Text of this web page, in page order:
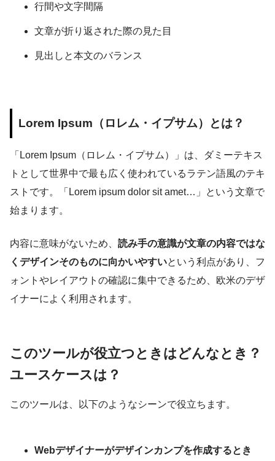
行間や文字間隔
文章が折り返された際の見た目
見出しと本文のバランス
Lorem Ipsum（ロレム・イプサム）とは？
「Lorem Ipsum（ロレム・イプサム）」は、ダミーテキス
トとして世界中で最も広く使われているラテン語風のテキ
ストです。「Lorem ipsum dolor sit amet…」という文章で
始まります。
内容に意味がないため、 読み手の意識が文章の内容ではな
くデザインそのものに向かいやすいという利点があり、フ
ォントやレイアウトの確認に集中できるため、欧米のデザ
イナーによく利用されます。
このツールが役立つときはどんなとき？
ユースケースは？
このツールは、以下のようなシーンで役立ちます。
Webデザイナーがデザインカンプを作成するとき